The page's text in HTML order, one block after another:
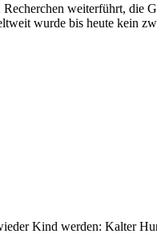
weiterführt, die
wurde bis heute kein
Kind werden: Kalter